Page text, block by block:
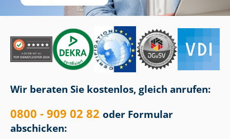
Wir beraten Sie kostenlos, gleich anrufen:
0800 - 909 02 82 oder Formular
abschicken: